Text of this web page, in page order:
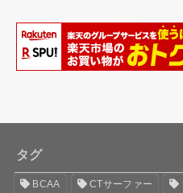
タグ
BCAA CTサーファー